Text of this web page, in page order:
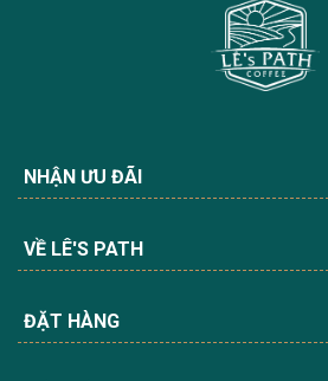
NHẬN ƯU ĐÃI
VỀ LÊ'S PATH
ĐẶT HÀNG